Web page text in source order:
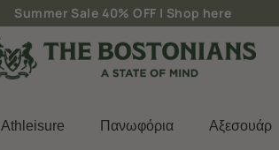
Summer Sale 40% OFF | Shop here
Athleisure Πανωφόρια Aξεσουάρ